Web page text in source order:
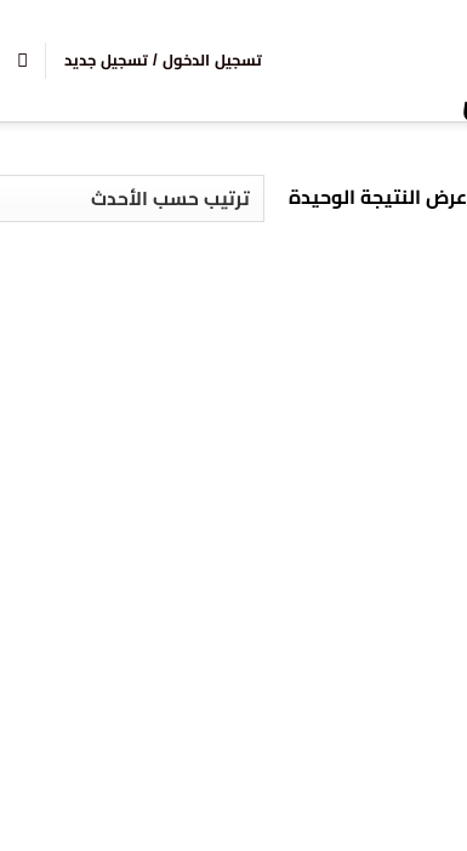
تسجيل الدخول / تسجيل جديد
عرض النتيجة الوحيدة